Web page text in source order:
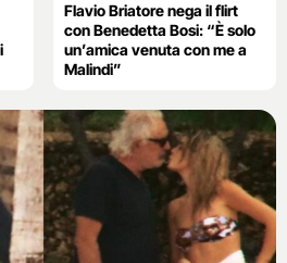
Flavio Briatore nega il flirt
con Benedetta Bosi: “È solo
un’amica venuta con me a
Malindi”